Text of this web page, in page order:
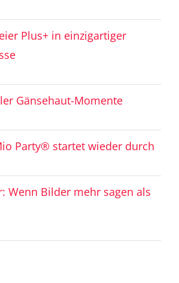
Plus+ in einzigartiger
Gänsehaut-Momente
Party® startet wieder durch
Wenn Bilder mehr sagen als